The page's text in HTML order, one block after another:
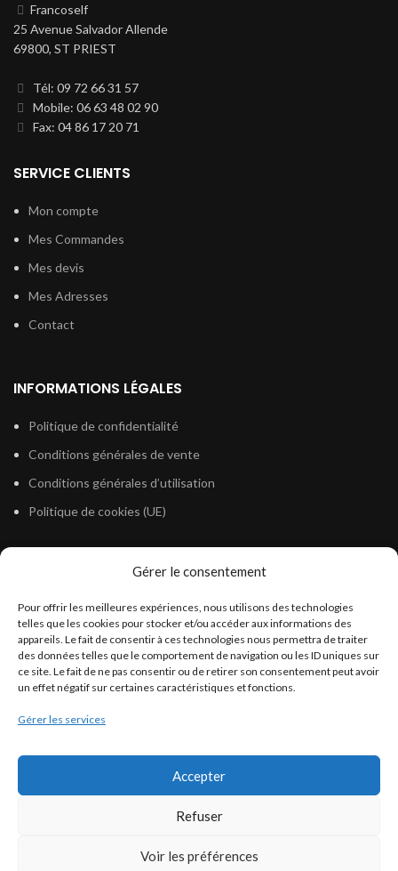
Gérer le consentement
Pour offrir les meilleures expériences, nous utilisons des technologies
telles que les cookies pour stocker et/ou accéder aux informations des
appareils. Le fait de consentir à ces technologies nous permettra de traiter
des données telles que le comportement de navigation ou les ID uniques sur
ce site. Le fait de ne pas consentir ou de retirer son consentement peut avoir
un effet négatif sur certaines caractéristiques et fonctions.
Gérer les services
Accepter
Refuser
Voir les préférences
Francoself
25 Avenue Salvador Allende
69800, ST PRIEST
Tél: 09 72 66 31 57
Mobile: 06 63 48 02 90
Fax: 04 86 17 20 71
SERVICE CLIENTS
Mon compte
Mes Commandes
Mes devis
Mes Adresses
Contact
INFORMATIONS LÉGALES
Politique de confidentialité
Conditions générales de vente
Conditions générales d’utilisation
Politique de cookies (UE)
Législation Gasoil Fioul GNR
Législation Essence
Législation Adblue
Législation Eau
Législation Lubrifiant
Législation Phytosanitaire